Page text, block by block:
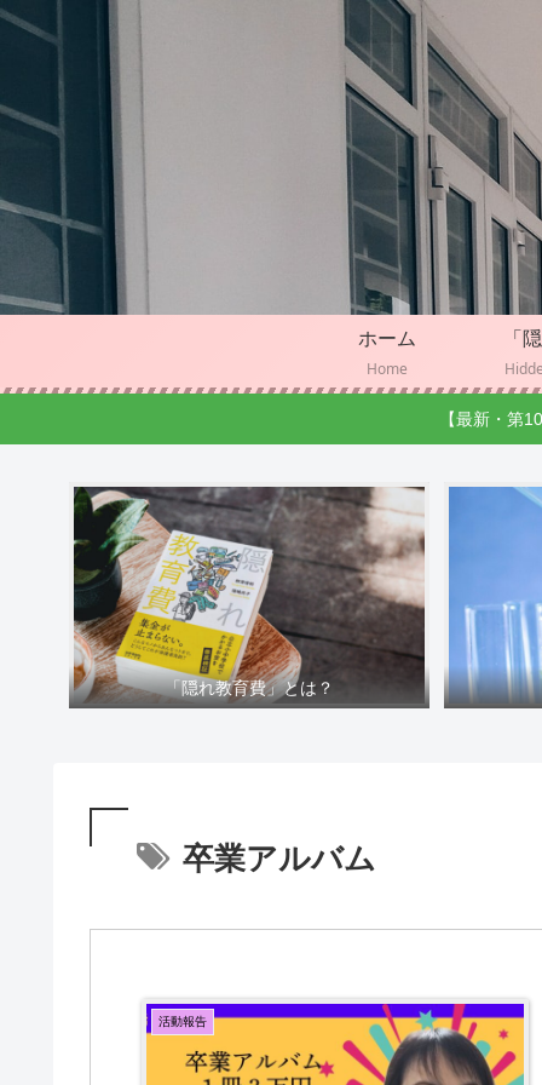
ホーム
Home
「
【最新・第
「隠れ教育費」とは？
卒業アルバム
活動報告